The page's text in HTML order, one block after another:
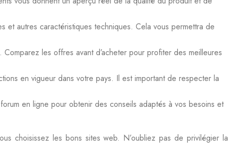
et autres caractéristiques techniques. Cela vous permettra de
Comparez les offres avant d’acheter pour profiter des meilleures
en vigueur dans votre pays. Il est important de respecter la
en ligne pour obtenir des conseils adaptés à vos besoins et
choisissez les bons sites web. N’oubliez pas de privilégier la